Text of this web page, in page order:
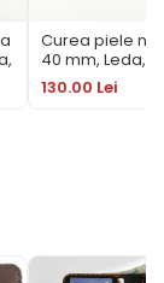
cu fiecare an
a păstra tot ce
profil discret în
Curea piele
40 mm, Leda,
neagra,
solida
130.00 Lei